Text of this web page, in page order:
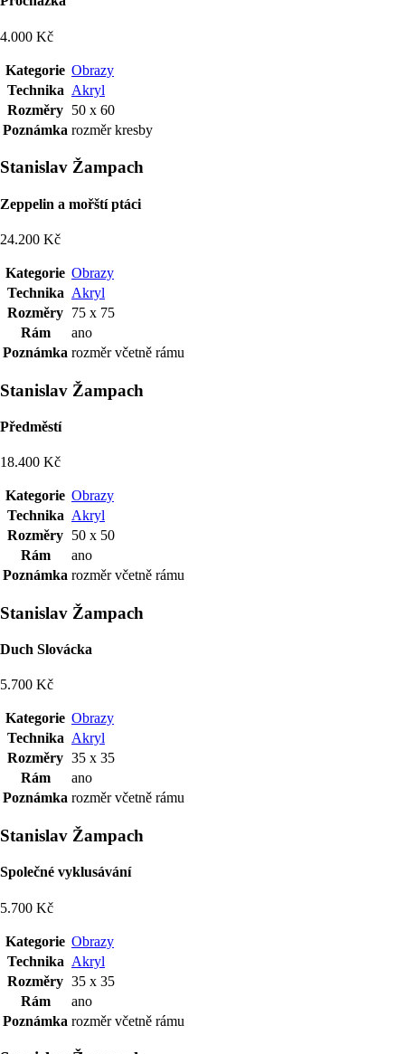
4.000 Kč
Kategorie Obrazy
Technika Akryl
Rozměry 50 x 60
Poznámka rozměr kresby
Stanislav Žampach
Zeppelin a mořští ptáci
24.200 Kč
Kategorie Obrazy
Technika Akryl
Rozměry 75 x 75
Rám
ano
Poznámka rozměr včetně rámu
Stanislav Žampach
Předměstí
18.400 Kč
Kategorie Obrazy
Technika Akryl
Rozměry 50 x 50
Rám
ano
Poznámka rozměr včetně rámu
Stanislav Žampach
Duch Slovácka
5.700 Kč
Kategorie Obrazy
Technika Akryl
Rozměry 35 x 35
Rám
ano
Poznámka rozměr včetně rámu
Stanislav Žampach
Společné vyklusávání
5.700 Kč
Kategorie Obrazy
Technika Akryl
Rozměry 35 x 35
Rám
ano
Poznámka rozměr včetně rámu